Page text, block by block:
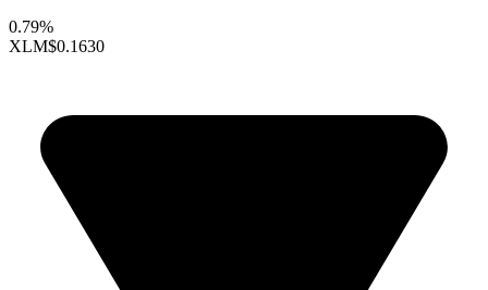
0.79%
XLM$0.1630